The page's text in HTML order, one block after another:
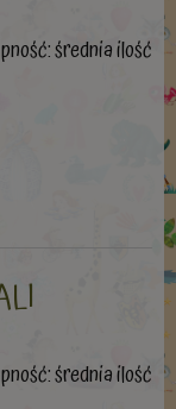
średnia ilość
średnia ilość